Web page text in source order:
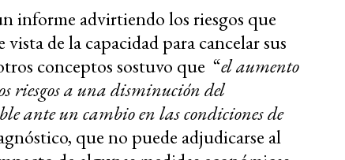
informe advirtiendo los riesgos que
de la capacidad para cancelar sus
conceptos sostuvo que “el aumento
riesgos a una disminución del
ante un cambio en las condiciones de
que no puede adjudicarse al